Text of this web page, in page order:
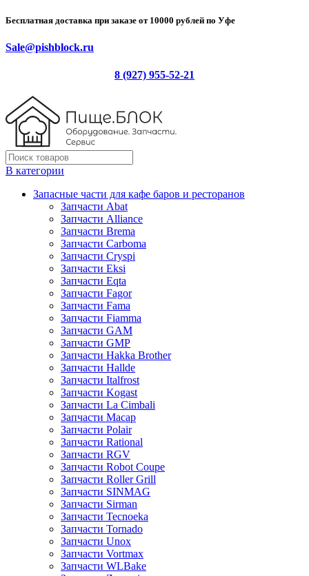
Бесплатная доставка при заказе от 10000 рублей по Уфе
Sale@pishblock.ru
8 (927) 955-52-21
В категории
Запасные части для кафе баров и ресторанов
Запчасти Abat
Запчасти Alliance
Запчасти Brema
Запчасти Carboma
Запчасти Cryspi
Запчасти Eksi
Запчасти Eqta
Запчасти Fagor
Запчасти Fama
Запчасти Fiamma
Запчасти GAM
Запчасти GMP
Запчасти Hakka Brother
Запчасти Hallde
Запчасти Italfrost
Запчасти Kogast
Запчасти La Cimbali
Запчасти Macap
Запчасти Polair
Запчасти Rational
Запчасти RGV
Запчасти Robot Coupe
Запчасти Roller Grill
Запчасти SINMAG
Запчасти Sirman
Запчасти Tecnoeka
Запчасти Tornado
Запчасти Unox
Запчасти Vortmax
Запчасти WLBake